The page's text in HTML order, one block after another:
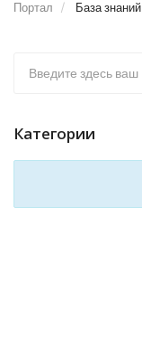
Портал База знаний
Категории